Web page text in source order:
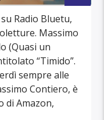
Radio Bluetu,
Massimo
(Quasi un
“Timido”.
sempre alle
Contiero, è
di Amazon,